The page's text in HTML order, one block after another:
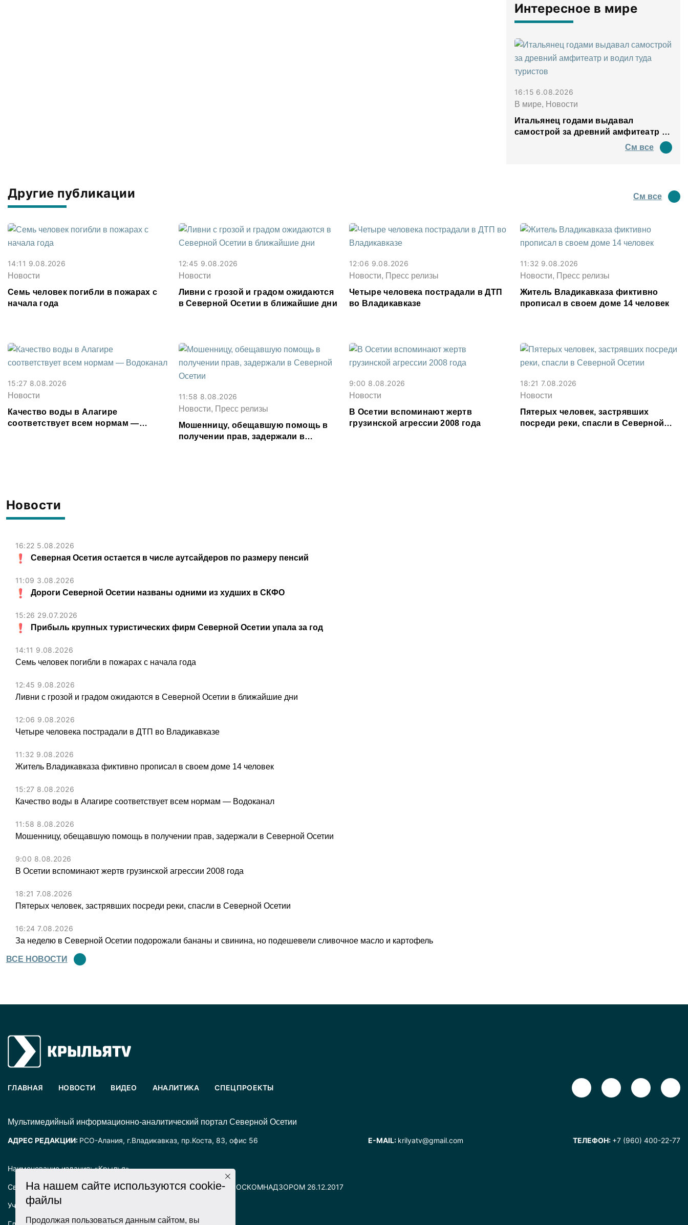
Новости
16:22 5.08.2026
Северная Осетия остается в числе аутсайдеров по размеру пенсий
11:09 3.08.2026
Дороги Северной Осетии названы одними из худших в СКФО
15:26 29.07.2026
Прибыль крупных туристических фирм Северной Осетии упала за год
14:11 9.08.2026
Семь человек погибли в пожарах с начала года
12:45 9.08.2026
Ливни с грозой и градом ожидаются в Северной Осетии в ближайшие дни
12:06 9.08.2026
Четыре человека пострадали в ДТП во Владикавказе
11:32 9.08.2026
Житель Владикавказа фиктивно прописал в своем доме 14 человек
15:27 8.08.2026
Качество воды в Алагире соответствует всем нормам — Водоканал
11:58 8.08.2026
Мошенницу, обещавшую помощь в получении прав, задержали в Северной Осетии
9:00 8.08.2026
В Осетии вспоминают жертв грузинской агрессии 2008 года
18:21 7.08.2026
Пятерых человек, застрявших посреди реки, спасли в Северной Осетии
16:24 7.08.2026
За неделю в Северной Осетии подорожали бананы и свинина, но подешевели сливочное масло и картофель
ВСЕ НОВОСТИ
Интересное в мире
16:15 6.08.2026
В мире, Новости
Итальянец годами выдавал
самострой за древний амфитеатр и
См все
Другие публикации См все
14:11 9.08.2026
Новости
Семь человек погибли в пожарах с
начала года
12:45 9.08.2026
Новости
Ливни с грозой и градом ожидаются
в Северной Осетии в ближайшие дни
12:06 9.08.2026
Новости, Пресс релизы
Четыре человека пострадали в ДТП
во Владикавказе
11:32 9.08.2026
Новости, Пресс релизы
Житель Владикавказа фиктивно
прописал в своем доме 14 человек
15:27 8.08.2026
Новости
Качество воды в Алагире
соответствует всем нормам —
11:58 8.08.2026
Новости, Пресс релизы
Мошенницу, обещавшую помощь в
получении прав, задержали в
9:00 8.08.2026
Новости
В Осетии вспоминают жертв
грузинской агрессии 2008 года
18:21 7.08.2026
Новости
Пятерых человек, застрявших
посреди реки, спасли в Северной
Наименование издания: «Крылья».
Свидетельство о регистрации СМИ ЭЛ № ФС77-72025 выдано РОСКОМНАДЗОРОМ 26.12.2017
Учредитель: ООО «Крылья».
ГЛАВНАЯ НОВОСТИ ВИДЕО АНАЛИТИКА СПЕЦПРОЕКТЫ
Mультимедийный информационно-аналитический портал Северной Осетии
АДРЕС РЕДАКЦИИ: РСО-Алания, г.Владикавказ, пр.Коста, 83, офис 56 E-MAIL: krilyatv@gmail.com ТЕЛЕФОН: +7 (960) 400-22-77
На нашем сайте используются cookie-
файлы
Продолжая пользоваться данным сайтом, вы